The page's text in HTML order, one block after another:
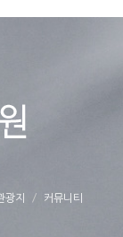
광지 커뮤니티